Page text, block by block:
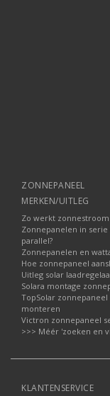
ZONNEPANEEL
MERKEN/UITLEG
Zo werkt zonnestroom
Zonnepanelen in serie
parallel?
Zonnepanelen en
Hoe zonnepaneel
Uitleg solar
Solara montage
TopSolar zonnepaneel
monteren
Victron zonnepaneel
>>> Méér 'zoeken en
KLANTENSERVICE